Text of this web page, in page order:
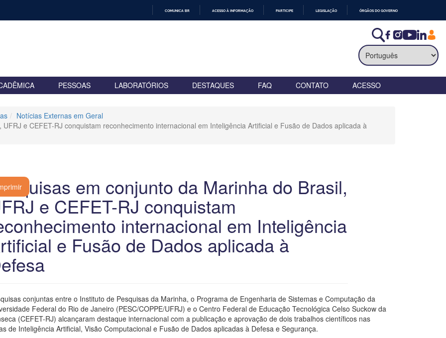
COMUNICA BR ACESSO À INFORMAÇÃO PARTICIPE LEGISLAÇÃO ÓRGÃOS DO GOVERNO
PESSOAS LABORATÓRIOS DESTAQUES FAQ CONTATO ACESSO
Notícias Externas em Geral
e CEFET-RJ conquistam reconhecimento internacional em Inteligência Artificial e Fusão de Dados aplicada à
em conjunto da Marinha do Brasil,
e CEFET-RJ conquistam
internacional em Inteligência
e Fusão de Dados aplicada à
conjuntas entre o Instituto de Pesquisas da Marinha, o Programa de Engenharia de Sistemas e Computação da
Federal do Rio de Janeiro (PESC/COPPE/UFRJ) e o Centro Federal de Educação Tecnológica Celso Suckow da
(CEFET-RJ) alcançaram destaque internacional com a publicação e aprovação de dois trabalhos científicos nas
de Inteligência Artificial, Visão Computacional e Fusão de Dados aplicadas à Defesa e Segurança.